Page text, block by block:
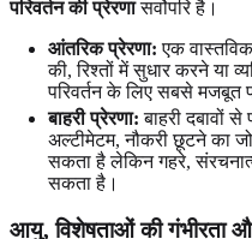
परिवर्तन की प्रेरणासर्वोपरि है।
आंतरिक प्रेरणा: एक
की, रिश्तों में सुधार करने या
परिवर्तन के लिए सबसे मजबूत
बाहरी प्रेरणा: बाहरी दबावों
अल्टीमेटम, नौकरी छूटने का
सकता है लेकिन गहरे,
सकता है।
आयु, विशेषताओं की गंभीरता और